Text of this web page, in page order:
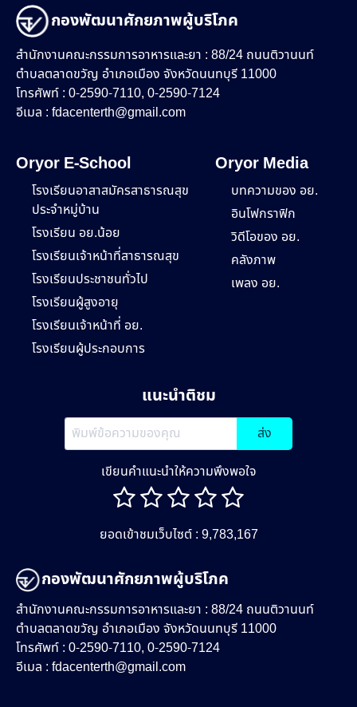
กองพัฒนาศักยภาพผู้บริโภค
สำนักงานคณะกรรมการอาหารและยา : 88/24 ถนนติวานนท์
ตำบลตลาดขวัญ อำเภอเมือง จังหวัดนนทบุรี 11000
โทรศัพท์ : 0-2590-7110, 0-2590-7124
อีเมล : fdacenterth@gmail.com
Oryor E-School
โรงเรียนอาสาสมัครสาธารณสุข
ประจำหมู่บ้าน
โรงเรียน อย.น้อย
โรงเรียนเจ้าหน้าที่สาธารณสุข
โรงเรียนประชาชนทั่วไป
โรงเรียนผู้สูงอายุ
โรงเรียนเจ้าหน้าที่ อย.
โรงเรียนผู้ประกอบการ
Oryor Media
บทความของ อย.
อินโฟกราฟิก
วิดีโอของ อย.
คลังภาพ
เพลง อย.
แนะนำติชม
ส่ง
เขียนคำแนะนำให้ความพึงพอใจ
ยอดเข้าชมเว็บไซต์ : 9,783,167
กองพัฒนาศักยภาพผู้บริโภค
สำนักงานคณะกรรมการอาหารและยา : 88/24 ถนนติวานนท์
ตำบลตลาดขวัญ อำเภอเมือง จังหวัดนนทบุรี 11000
โทรศัพท์ : 0-2590-7110, 0-2590-7124
อีเมล : fdacenterth@gmail.com